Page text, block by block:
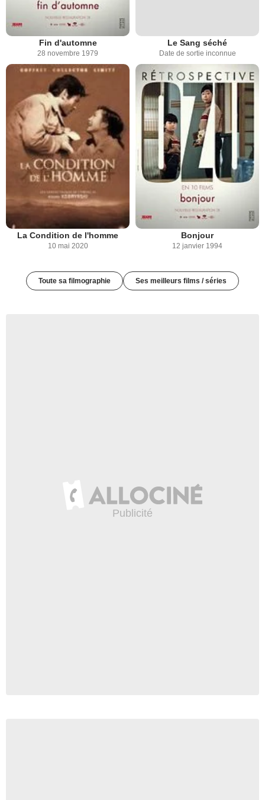
Fin d'automne
28 novembre 1979
Le Sang séché
Date de sortie inconnue
La Condition de l'homme
10 mai 2020
Bonjour
12 janvier 1994
Toute sa filmographie Ses meilleurs films / séries